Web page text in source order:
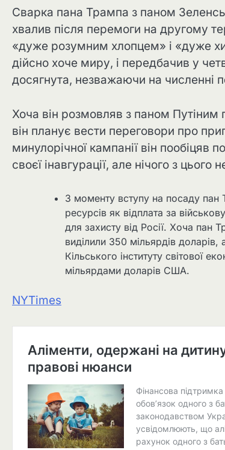
Сварка пана Трампа з паном
хвалив після перемоги на другому
«дуже розумним хлопцем» і «дуже
дійсно хоче миру, і передбачив у
досягнута, незважаючи на
Хоча він розмовляв з паном
він планує вести переговори про
минулорічної кампанії він пообіцяв
своєї інавгурації, але нічого з цього
З моменту вступу на посаду пан
ресурсів як відплата за
для захисту від Росії. Хоча
виділили 350 мільярдів
Кільського інституту світової
мільярдами доларів США.
NYTimes